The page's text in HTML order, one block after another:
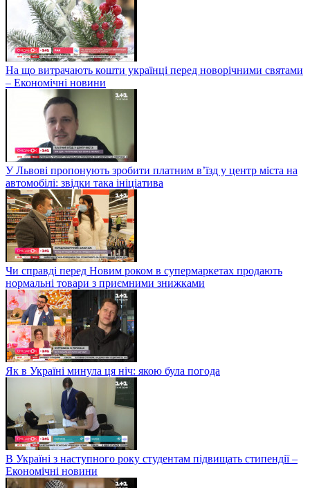
На що витрачають кошти українці перед новорічними святами
– Економічні новини
У Львові пропонують зробити платним в’їзд у центр міста на
автомобілі: звідки така ініціатива
Чи справді перед Новим роком в супермаркетах продають
нормальні товари з приємними знижками
Як в Україні минула ця ніч: якою була погода
В Україні з наступного року студентам підвищать стипендії –
Економічні новини